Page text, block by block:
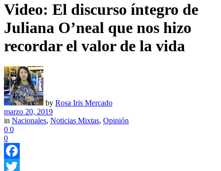
Video: El discurso íntegro de
Juliana O’neal que nos hizo
recordar el valor de la vida
by Rosa Iris Mercado
marzo 20, 2019
in Nacionales, Noticias Mixtas, Opinión
0 0
0
Facebook